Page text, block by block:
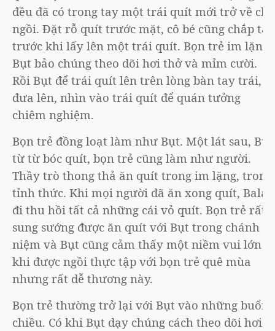
đều đã có trong tay một trái quít mới trở về chỗ
ngồi. Đặt rỗ quít trước mặt, cô bé cũng chắp tay
trước khi lấy lên một trái quít. Bọn trẻ im lặng,
Bụt bảo chúng theo dõi hơi thở và mỉm cười.
Rồi Bụt để trái quít lên trên lòng bàn tay trái,
đưa lên, nhìn vào trái quít để quán tưởng
chiêm nghiệm.
Bọn trẻ đồng loạt làm như Bụt. Một lát sau, Bụt
từ từ bóc quít, bọn trẻ cũng làm như người.
Thầy trò thong thả ăn quít trong im lặng, trong
tỉnh thức. Khi mọi người đã ăn xong quít, Bala
đi thu hồi tất cả những cái vỏ quít. Bọn trẻ rất
sung sướng được ăn quít với Bụt trong chánh
niệm và Bụt cũng cảm thấy một niềm vui lớn
khi được ngồi thực tập với bọn trẻ quê mùa
nhưng rất dễ thương này.
Bọn trẻ thường trở lại với Bụt vào những buổi
chiều. Có khi Bụt dạy chúng cách theo dõi hơi